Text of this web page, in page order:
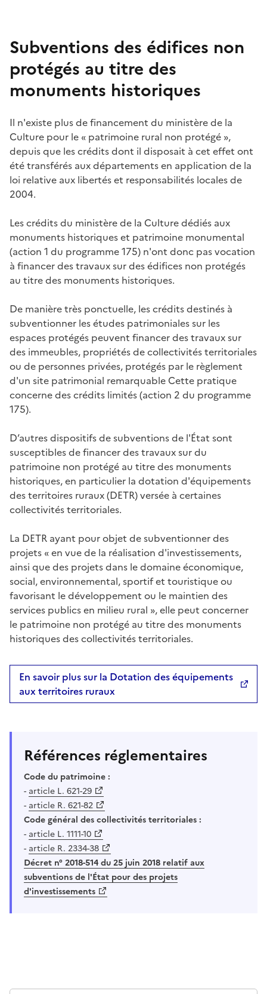
Subventions des édifices non
protégés au titre des
monuments historiques
Il n'existe plus de financement du ministère de la
Culture pour le « patrimoine rural non protégé »,
depuis que les crédits dont il disposait à cet effet ont
été transférés aux départements en application de la
loi relative aux libertés et responsabilités locales de
2004.
Les crédits du ministère de la Culture dédiés aux
monuments historiques et patrimoine monumental
(action 1 du programme 175) n'ont donc pas vocation
à financer des travaux sur des édifices non protégés
au titre des monuments historiques.
De manière très ponctuelle, les crédits destinés à
subventionner les études patrimoniales sur les
espaces protégés peuvent financer des travaux sur
des immeubles, propriétés de collectivités territoriales
ou de personnes privées, protégés par le règlement
d'un site patrimonial remarquable Cette pratique
concerne des crédits limités (action 2 du programme
175).
D’autres dispositifs de subventions de l'État sont
susceptibles de financer des travaux sur du
patrimoine non protégé au titre des monuments
historiques, en particulier la dotation d'équipements
des territoires ruraux (DETR) versée à certaines
collectivités territoriales.
La DETR ayant pour objet de subventionner des
projets « en vue de la réalisation d'investissements,
ainsi que des projets dans le domaine économique,
social, environnemental, sportif et touristique ou
favorisant le développement ou le maintien des
services publics en milieu rural », elle peut concerner
le patrimoine non protégé au titre des monuments
historiques des collectivités territoriales.
En savoir plus sur la Dotation des équipements
aux territoires ruraux
Références réglementaires
Code du patrimoine :
- article L. 621-29
- article R. 621-82
Code général des collectivités territoriales :
- article L. 1111-10
- article R. 2334-38
Décret n° 2018-514 du 25 juin 2018 relatif aux
subventions de l'État pour des projets
d'investissements